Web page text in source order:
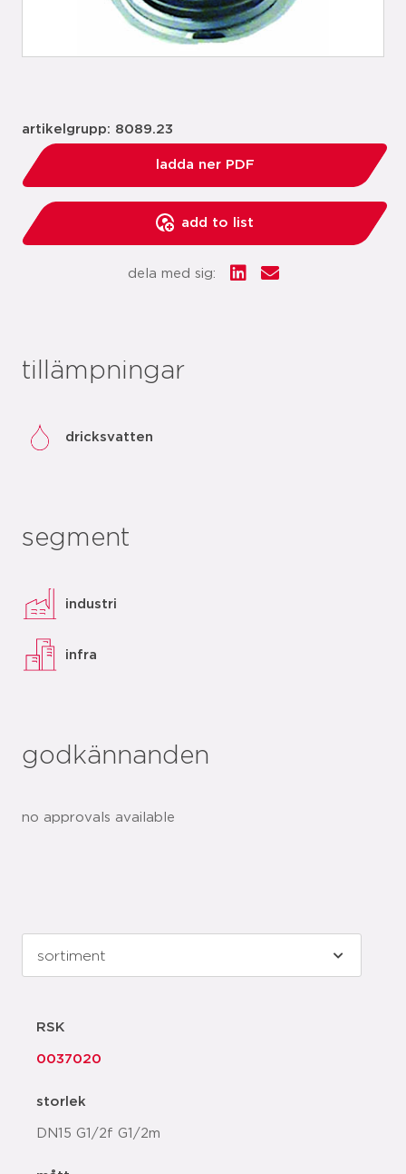
artikelgrupp: 8089.23
ladda ner PDF
add to list
dela med sig:
tillämpningar
dricksvatten
segment
industri
infra
godkännanden
no approvals available
RSK
0037020
storlek
DN15 G1/2f G1/2m